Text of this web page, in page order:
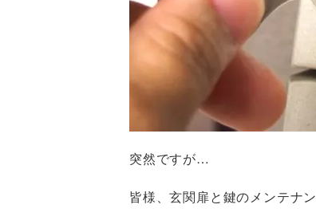
突然ですが…
皆様、玄関扉と鍵のメンテナ